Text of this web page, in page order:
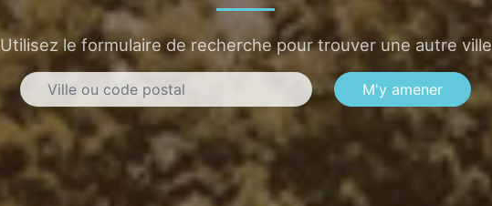
Utilisez le formulaire de recherche pour trouver une autre ville
M'y amener